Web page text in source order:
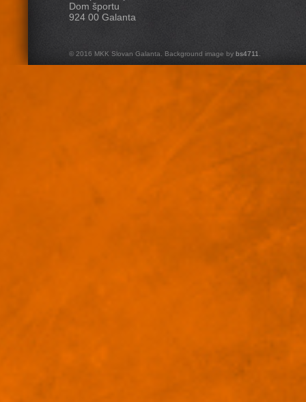
Dom športu
924 00 Galanta
© 2016 MKK Slovan Galanta. Background image by bs4711